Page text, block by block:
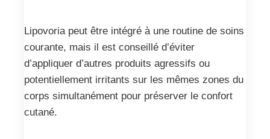
Lipovoria peut être intégré à une routine de soins
courante, mais il est conseillé d’éviter
d’appliquer d’autres produits agressifs ou
potentiellement irritants sur les mêmes zones du
corps simultanément pour préserver le confort
cutané.